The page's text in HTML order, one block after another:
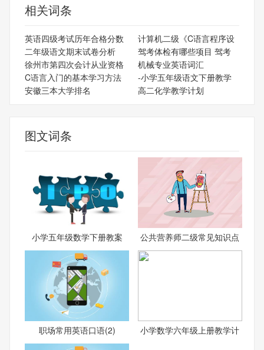
相关词条
英语四级考试历年合格分数
计算机二级《C语言程序设
二年级语文期末试卷分析
驾考体检有哪些项目 驾考
徐州市第四次会计从业资格
机械专业英语词汇
C语言入门的基本学习方法
-小学五年级语文下册教学
安徽三本大学排名
高二化学教学计划
图文词条
小学五年级数学下册教案 公共营养师二级常见知识点
职场常用英语口语(2) 小学数学六年级上册教学计